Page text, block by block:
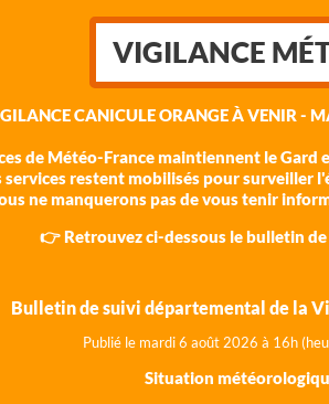
VIGILANCE
CANICULE ORANGE À VENIR -
de Météo-France maintiennent le Gard
services restent mobilisés pour surveiller
ne manquerons pas de vous tenir
👉 Retrouvez ci-dessous le bulletin
Bulletin de suivi départemental de la
Publié le mardi 6 août 2026 à 16h
Situation